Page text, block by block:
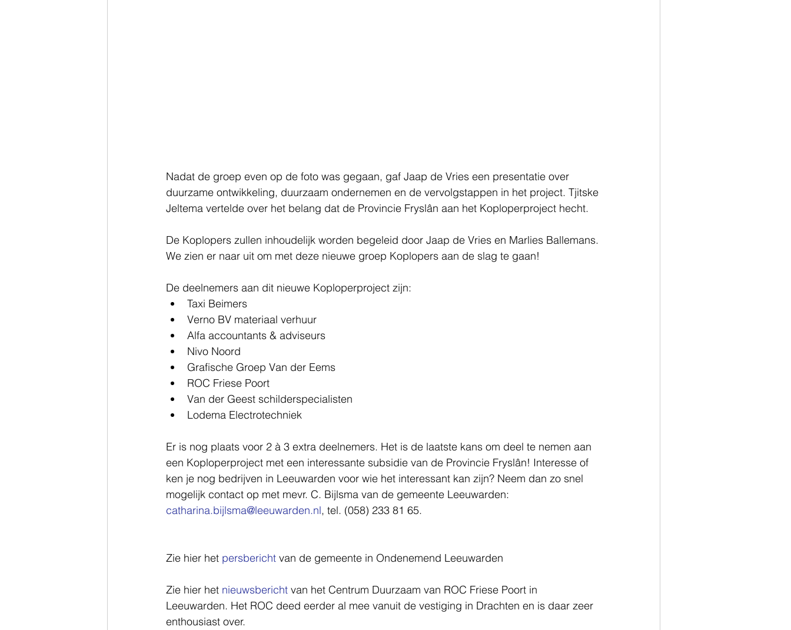
Nadat de groep even op de foto was gegaan, gaf Jaap de Vries een presentatie over
duurzame ontwikkeling, duurzaam ondernemen en de vervolgstappen in het project. Tjitske
Jeltema vertelde over het belang dat de Provincie Fryslân aan het Koploperproject hecht.
De Koplopers zullen inhoudelijk worden begeleid door Jaap de Vries en Marlies Ballemans.
We zien er naar uit om met deze nieuwe groep Koplopers aan de slag te gaan!
De deelnemers aan dit nieuwe Koploperproject zijn:
Taxi Beimers
Verno BV materiaal verhuur
Alfa accountants & adviseurs
Nivo Noord
Grafische Groep Van der Eems
ROC Friese Poort
Van der Geest schilderspecialisten
Lodema Electrotechniek
Er is nog plaats voor 2 à 3 extra deelnemers. Het is de laatste kans om deel te nemen aan
een Koploperproject met een interessante subsidie van de Provincie Fryslân! Interesse of
ken je nog bedrijven in Leeuwarden voor wie het interessant kan zijn? Neem dan zo snel
mogelijk contact op met mevr. C. Bijlsma van de gemeente Leeuwarden:
catharina.bijlsma@leeuwarden.nl, tel. (058) 233 81 65.
Zie hier het persbericht van de gemeente in Ondenemend Leeuwarden
Zie hier het nieuwsbericht van het Centrum Duurzaam van ROC Friese Poort in
Leeuwarden. Het ROC deed eerder al mee vanuit de vestiging in Drachten en is daar zeer
enthousiast over.